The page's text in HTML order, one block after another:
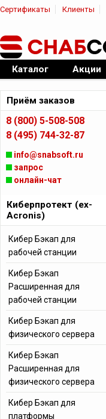
Сертификаты Клиенты
Официальный дилер ПО
Каталог Акции
Приём заказов
8 (800) 5-508-508
8 (495) 744-32-87
info@snabsoft.ru
запрос
онлайн-чат
Киберпротект (ex-
Acronis)
Кибер Бэкап для
рабочей станции
Кибер Бэкап
Расширенная для
рабочей станции
Кибер Бэкап для
физического сервера
Кибер Бэкап
Расширенная для
физического сервера
Кибер Бэкап для
платформы